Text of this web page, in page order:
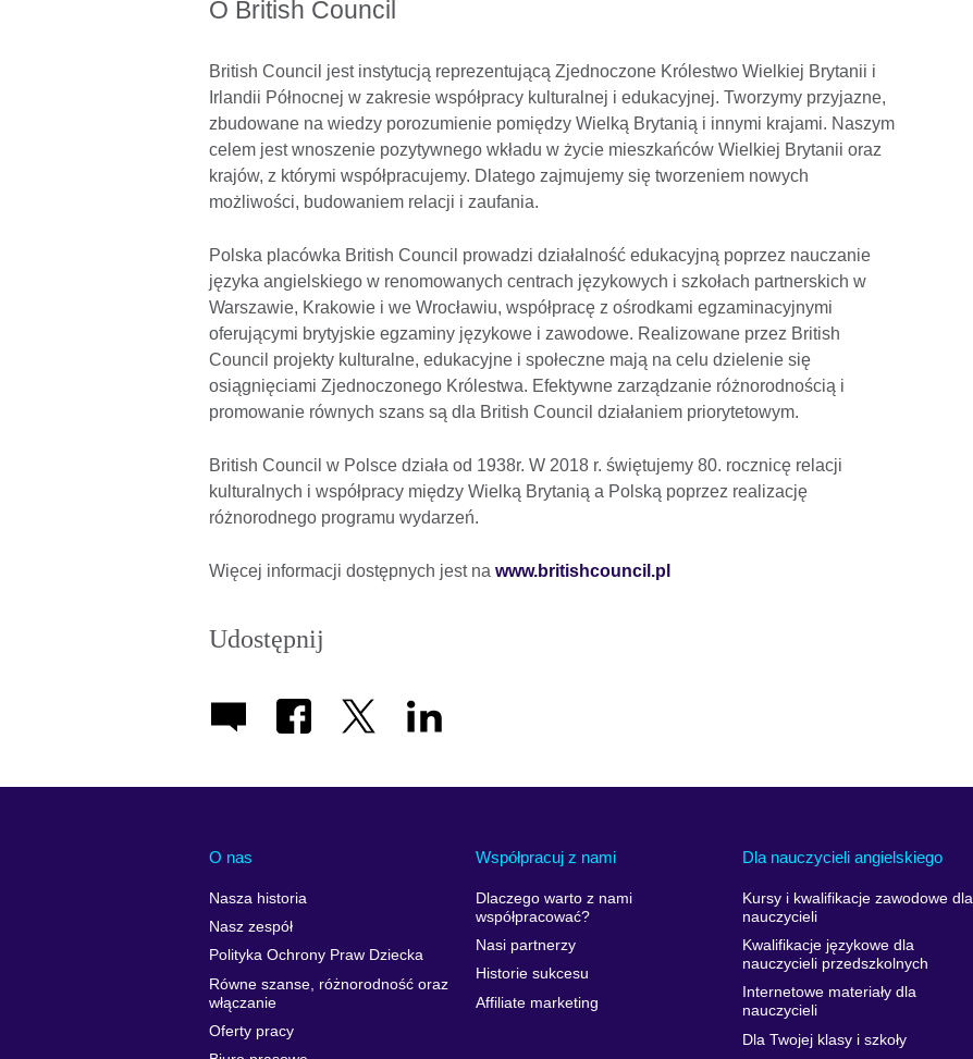
O British Council
British Council jest instytucją reprezentującą Zjednoczone Królestwo Wielkiej Brytanii i
Irlandii Północnej w zakresie współpracy kulturalnej i edukacyjnej. Tworzymy przyjazne,
zbudowane na wiedzy porozumienie pomiędzy Wielką Brytanią i innymi krajami. Naszym
celem jest wnoszenie pozytywnego wkładu w życie mieszkańców Wielkiej Brytanii oraz
krajów, z którymi współpracujemy. Dlatego zajmujemy się tworzeniem nowych
możliwości, budowaniem relacji i zaufania.
Polska placówka British Council prowadzi działalność edukacyjną poprzez nauczanie
języka angielskiego w renomowanych centrach językowych i szkołach partnerskich w
Warszawie, Krakowie i we Wrocławiu, współpracę z ośrodkami egzaminacyjnymi
oferującymi brytyjskie egzaminy językowe i zawodowe. Realizowane przez British
Council projekty kulturalne, edukacyjne i społeczne mają na celu dzielenie się
osiągnięciami Zjednoczonego Królestwa. Efektywne zarządzanie różnorodnością i
promowanie równych szans są dla British Council działaniem priorytetowym.
British Council w Polsce działa od 1938r. W 2018 r. świętujemy 80. rocznicę relacji
kulturalnych i współpracy między Wielką Brytanią a Polską poprzez realizację
różnorodnego programu wydarzeń.
Więcej informacji dostępnych jest na www.britishcouncil.pl
Udostępnij
O nas
Nasza historia
Nasz zespół
Polityka Ochrony Praw Dziecka
Równe szanse, różnorodność oraz
włączanie
Oferty pracy
Współpracuj z nami
Dlaczego warto z nami
współpracować?
Nasi partnerzy
Historie sukcesu
Affiliate marketing
Dla nauczycieli angielskiego
Kursy i kwalifikacje zawodowe dla
nauczycieli
Kwalifikacje językowe dla
nauczycieli przedszkolnych
Internetowe materiały dla
nauczycieli
Dla Twojej klasy i szkoły